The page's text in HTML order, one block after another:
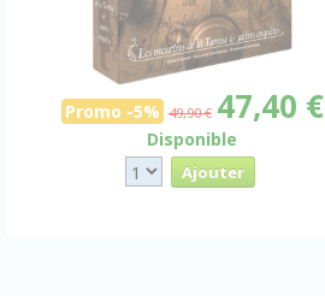
Promo -5% 49,90 € 47,40 €
Disponible